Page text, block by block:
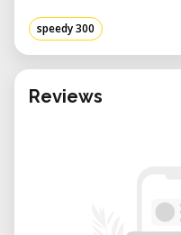
speedy 300
Reviews